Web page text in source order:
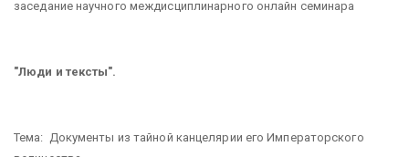
заседание научного междисциплинарного онлайн семинара
"Люди и тексты".
Тема: Документы из тайной канцелярии его Императорского